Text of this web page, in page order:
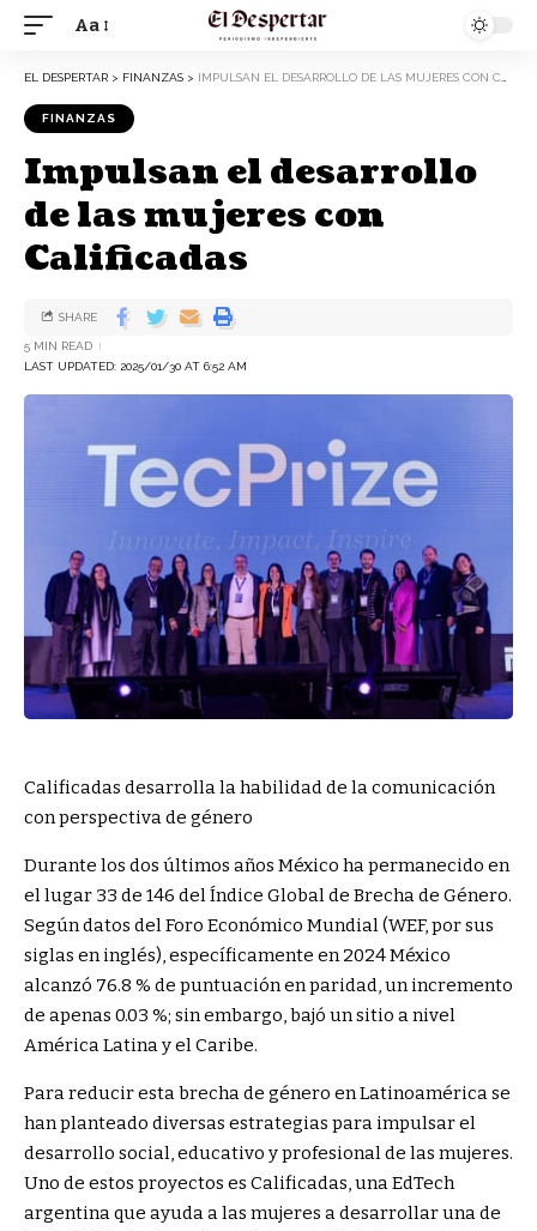
Aa
EL DESPERTAR > FINANZAS > IMPULSAN EL DESARROLLO DE LAS MUJERES CON CALIFICADAS
FINANZAS
Impulsan el desarrollo
de las mujeres con
Calificadas
LAST UPDATED: 2025/01/30 AT 6:52 AM
5 MIN READ
SHARE
Calificadas desarrolla la habilidad de la comunicación
con perspectiva de género
Durante los dos últimos años México ha permanecido en
el lugar 33 de 146 del Índice Global de Brecha de Género.
Según datos del Foro Económico Mundial (WEF, por sus
siglas en inglés), específicamente en 2024 México
alcanzó 76.8 % de puntuación en paridad, un incremento
de apenas 0.03 %; sin embargo, bajó un sitio a nivel
América Latina y el Caribe.
Para reducir esta brecha de género en Latinoamérica se
han planteado diversas estrategias para impulsar el
desarrollo social, educativo y profesional de las mujeres.
Uno de estos proyectos es Calificadas, una EdTech
argentina que ayuda a las mujeres a desarrollar una de